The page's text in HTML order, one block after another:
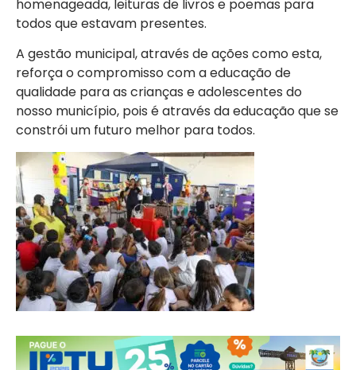
homenageada, leituras de livros e poemas para
todos que estavam presentes.
A gestão municipal, através de ações como esta,
reforça o compromisso com a educação de
qualidade para as crianças e adolescentes do
nosso município, pois é através da educação que se
constrói um futuro melhor para todos.